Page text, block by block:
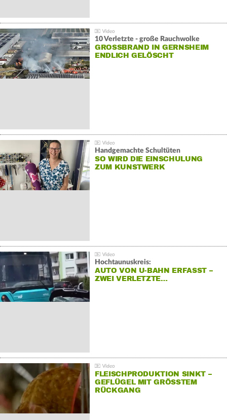
10 Verletzte - große Rauchwolke
GROSSBRAND IN GERNSHEIM E
NDLICH GELÖSCHT
Handgemachte Schultüten
SO WIRD DIE EINSCHULUNG
ZUM KUNSTWERK
Hochtaunuskreis:
AUTO VON U-BAHN ERFASST –
ZWEI VERLETZTE…
FLEISCHPRODUKTION SINKT –
GEFLÜGEL MIT GRÖSSTEM R
ÜCKGANG